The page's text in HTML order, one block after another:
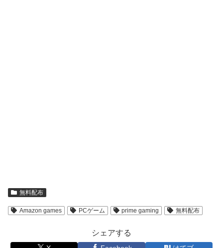
無料配布
Amazon games PCゲーム prime gaming 無料配布
シェアする